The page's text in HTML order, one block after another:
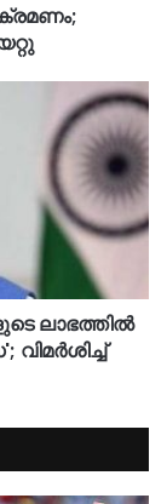
ലാഭത്തിൽ